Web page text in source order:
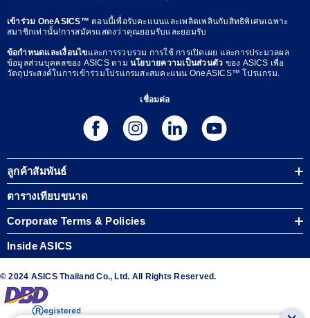
เข้าร่วม OneASICS™ตอนนี้เพื่อรับคะแนนและเพลิดเพลินกับสิทธิพิเศษเฉพาะ
สมาชิกเท่านั้น!การสมัครแสดงว่าคุณยอมรับและยอมรับ
ข้อกำหนดและเงื่อนไขและการรวบรวม การใช้ การเปิดเผย และการประมวลผล
ข้อมูลส่วนบุคคลของ ASICS ตาม นโยบายความเป็นส่วนตัว ของ ASICS เพื่อ
วัตถุประสงค์ในการเข้าร่วมโปรแกรมสะสมคะแนน OneASICS™ โปรแกรม.
เชื่อมต่อ
ลูกค้าสัมพันธ์
ตารางเทียบขนาด
Corporate Terms & Policies
Inside ASICS
© 2024 ASICS Thailand Co., Ltd. All Rights Reserved.